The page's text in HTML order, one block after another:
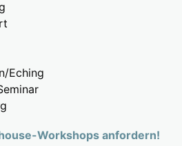
Eching
Workshops anfordern!